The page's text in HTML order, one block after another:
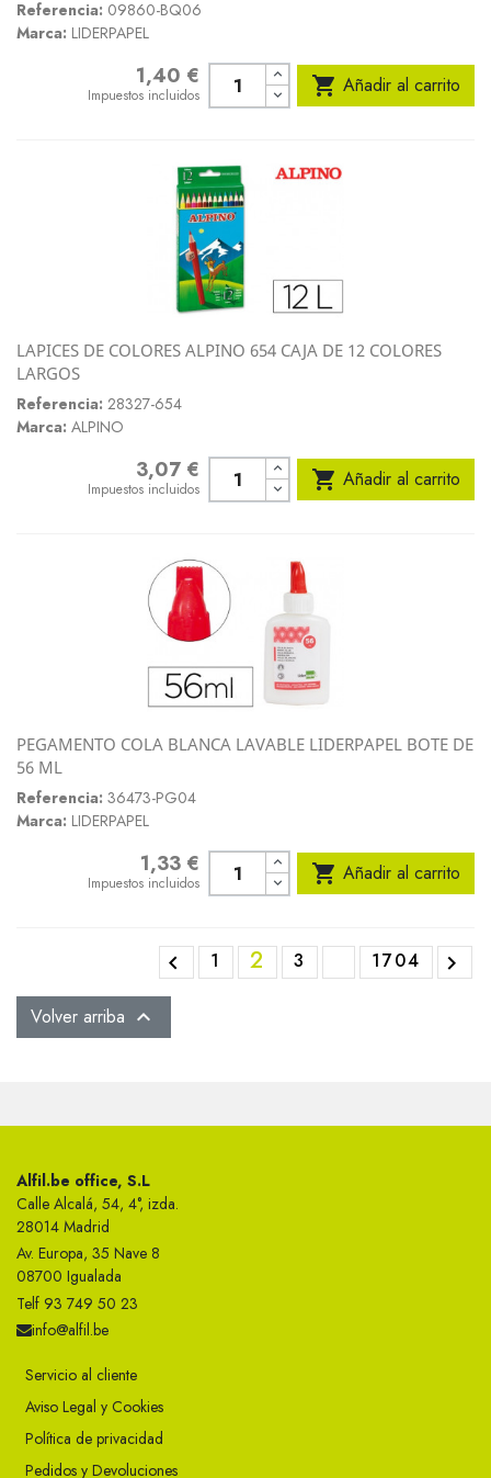
Referencia: 09860-BQ06
Marca: LIDERPAPEL
1,40 €
Impuestos incluidos  Añadir al carrito
LAPICES DE COLORES ALPINO 654 CAJA DE 12 COLORES
LARGOS
Referencia: 28327-654
Marca: ALPINO
3,07 €
Impuestos incluidos  Añadir al carrito
PEGAMENTO COLA BLANCA LAVABLE LIDERPAPEL BOTE DE
56 ML
Referencia: 36473-PG04
Marca: LIDERPAPEL
1,33 €
Impuestos incluidos  Añadir al carrito
 1 2 3 1704 
Volver arriba 
Alfil.be office, S.L
Calle Alcalá, 54, 4°, izda.
28014 Madrid
Av. Europa, 35 Nave 8
08700 Igualada
Telf 93 749 50 23
info@alfil.be
Servicio al cliente
Aviso Legal y Cookies
Política de privacidad
Pedidos y Devoluciones